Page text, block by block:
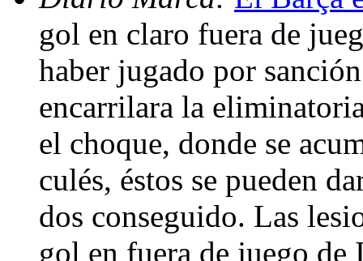
gol en claro fuera de
haber jugado por
encarrilara la
el choque, donde se
culés, éstos se pueden
dos conseguido. Las
gol en fuera de juego